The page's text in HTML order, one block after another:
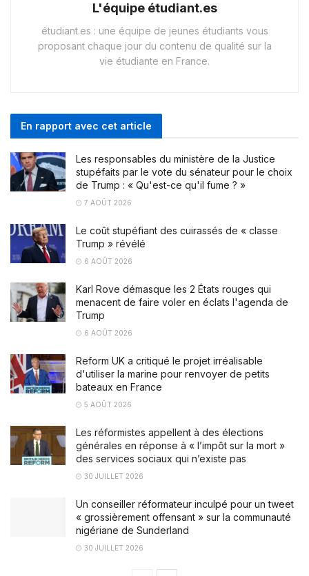
L'équipe étudiant.es
étudiant.es : une équipe de jeunes étudiants vous
proposant chaque jour du contenu de qualité sur la
vie étudiante en France.
En rapport avec cet article
Les responsables du ministère de la Justice
stupéfaits par le vote du sénateur pour le choix
de Trump : « Qu'est-ce qu'il fume ? »
7 AOÛT 2026
Le coût stupéfiant des cuirassés de « classe
Trump » révélé
6 AOÛT 2026
Karl Rove démasque les 2 États rouges qui
menacent de faire voler en éclats l'agenda de
Trump
6 AOÛT 2026
Reform UK a critiqué le projet irréalisable
d'utiliser la marine pour renvoyer de petits
bateaux en France
5 AOÛT 2026
Les réformistes appellent à des élections
générales en réponse à « l’impôt sur la mort »
des services sociaux qui n’existe pas
30 JUILLET 2026
Un conseiller réformateur inculpé pour un tweet
« grossièrement offensant » sur la communauté
nigériane de Sunderland
30 JUILLET 2026